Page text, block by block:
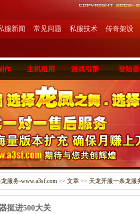
服新闻 常见问题 私服技术 传奇架设
作 主机租用 游戏引擎 登陆器
服务-www.a3sf.com >> 文章 >> 天龙开服一条龙服
挺进500大关